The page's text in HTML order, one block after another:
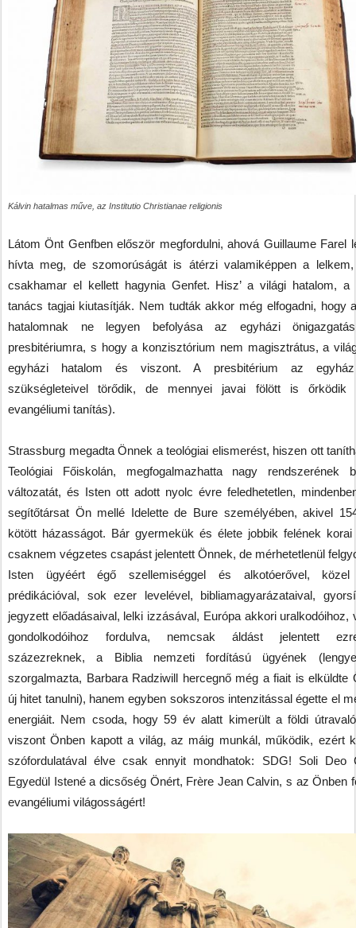
Kálvin hatalmas műve, az Institutio Christianae religionis
Látom Önt Genfben először megfordulni, ahová Guillaume Farel
hívta meg, de szomorúságát is átérzi valamiképpen a
csakhamar el kellett hagynia Genfet. Hisz’ a világi hatalom, a
tanács tagjai kiutasítják. Nem tudták akkor még elfogadni, hogy
hatalomnak ne legyen befolyása az egyházi
presbitériumra, s hogy a konzisztórium nem magisztrátus, a
egyházi hatalom és viszont. A presbitérium az
szükségleteivel törődik, de mennyei javai fölött is őrködik
evangéliumi tanítás).
Strassburg megadta Önnek a teológiai elismerést, hiszen ott
Teológiai Főiskolán, megfogalmazhatta nagy rendszerének
változatát, és Isten ott adott nyolc évre feledhetetlen,
segítőtársat Ön mellé Idelette de Bure személyében, akivel
kötött házasságot. Bár gyermekük és élete jobbik felének korai
csaknem végzetes csapást jelentett Önnek, de mérhetetlenül
Isten ügyéért égő szellemiséggel és alkotóerővel, közel
prédikációval, sok ezer levelével, bibliamagyarázataival,
jegyzett előadásaival, lelki izzásával, Európa akkori uralkodóihoz,
gondolkodóihoz fordulva, nemcsak áldást jelentett
százezreknek, a Biblia nemzeti fordítású ügyének
szorgalmazta, Barbara Radziwill hercegnő még a fiait is elküldte
új hitet tanulni), hanem egyben sokszoros intenzitással égette el
energiáit. Nem csoda, hogy 59 év alatt kimerült a földi
viszont Önben kapott a világ, az máig munkál, működik, ezért
szófordulatával élve csak ennyit mondhatok: SDG! Soli Deo
Egyedül Istené a dicsőség Önért, Frère Jean Calvin, s az Önben
evangéliumi világosságért!